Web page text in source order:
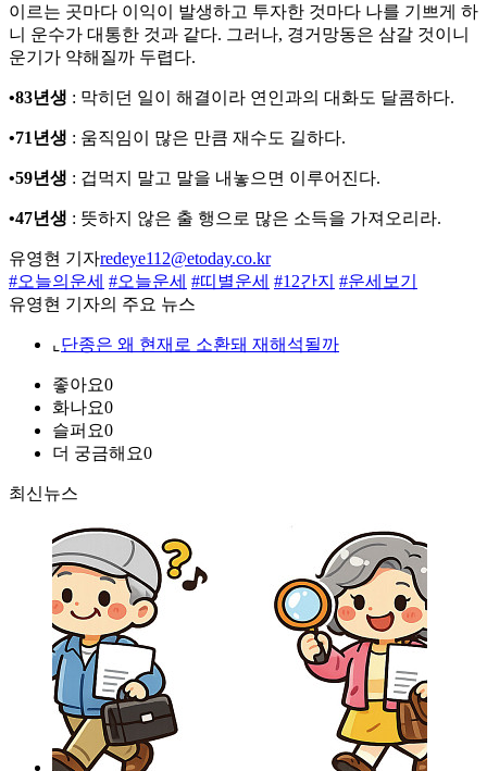
이르는 곳마다 이익이 발생하고 투자한 것마다 나를 기쁘게 하
니 운수가 대통한 것과 같다. 그러나, 경거망동은 삼갈 것이니
운기가 약해질까 두렵다.
•83년생 : 막히던 일이 해결이라 연인과의 대화도 달콤하다.
•71년생 : 움직임이 많은 만큼 재수도 길하다.
•59년생 : 겁먹지 말고 말을 내놓으면 이루어진다.
•47년생 : 뜻하지 않은 출 행으로 많은 소득을 가져오리라.
유영현 기자redeye112@etoday.co.kr
#오늘의운세 #오늘운세 #띠별운세 #12간지 #운세보기
유영현 기자의 주요 뉴스
⌞ 단종은 왜 현재로 소환돼 재해석될까
좋아요0
화나요0
슬퍼요0
더 궁금해요0
최신뉴스